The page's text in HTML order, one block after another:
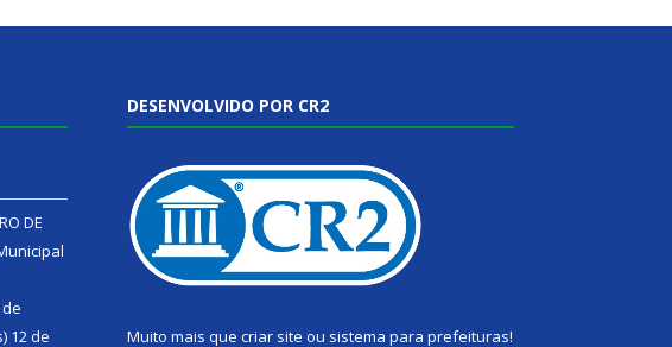
DE
12 de
DESENVOLVIDO POR CR2
Muito mais que criar site ou sistema para prefeituras!